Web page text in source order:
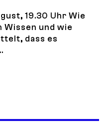
19.30 Uhr Wie
und wie
dass es